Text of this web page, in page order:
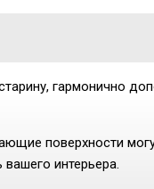
гармонично
поверхности
интерьера.